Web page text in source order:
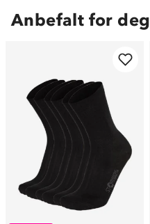
Anbefalt for deg